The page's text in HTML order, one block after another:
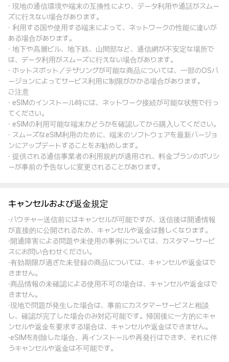
· 現地の通信環境や端末の互換性により、データ利用や通話がスムー
ズに行えない場合があります。
· 利用する国や使用する端末によって、ネットワークの性能に違いが
ある場合があります。
· 地下や高層ビル、地下鉄、山間部など、通信網が不安定な場所で
は、データ利用がスムーズに行えない場合があります。
· ホットスポット／テザリングが可能な商品については、一部のOSバ
ージョンによってサービス利用に制限がかかる場合があります。
ご注意
· eSIMのインストール時には、ネットワーク接続が可能な状態で行っ
てください。
· eSIMの利用可能な端末かどうかを確認してから購入してください。
· スムーズなeSIM利用のために、端末のソフトウェアを最新バージョ
ンにアップデートすることをお勧めします。
· 提供される通信事業者の利用規約が適用され、料金プランのポリシ
ーが事前の予告なしに変更されることがあります。
キャンセルおよび返金規定
·バウチャー送信前にはキャンセルが可能ですが、送信後は開通情報
が直接的に公開されるため、キャンセルや返金は難しくなります。
·開通障害による問題や未使用の事例については、カスタマーサービ
スにお問い合わせください。
·有効期限が過ぎた未登録の商品については、キャンセルや返金はで
きません。
·商品情報の未確認による使用不可の場合は、キャンセルや返金はで
きません。
·現地で問題が発生した場合は、事前にカスタマーサービスと相談
し、確認が完了した場合のみ対応可能です。帰国後に一方的にキャ
ンセルや返金を要求する場合は、キャンセルや返金はできません。
·eSIMを削除した場合、再インストールや再発行はできず、それに伴
うキャンセルや返金は不可能です。